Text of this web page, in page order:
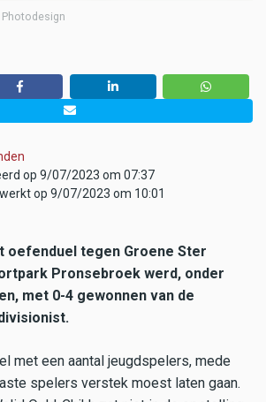
op 9/07/2023 om 07:37
op 9/07/2023 om 10:01
oefenduel tegen Groene Ster
Pronsebroek werd, onder
met 0-4 gewonnen van de
met een aantal jeugdspelers, mede
spelers verstek moest laten gaan.